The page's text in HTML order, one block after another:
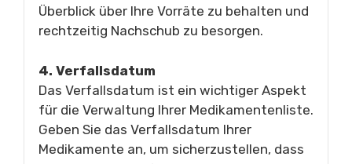
Überblick über Ihre Vorräte zu behalten und
rechtzeitig Nachschub zu besorgen.
4. Verfallsdatum
Das Verfallsdatum ist ein wichtiger Aspekt
für die Verwaltung Ihrer Medikamentenliste.
Geben Sie das Verfallsdatum Ihrer
Medikamente an, um sicherzustellen, dass